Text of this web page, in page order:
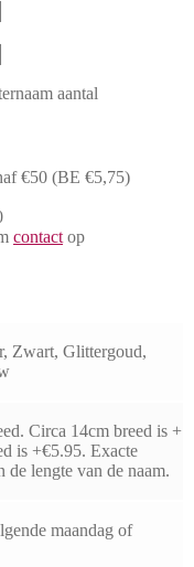
aantal
€50 (BE €5,75)
contact op
Zwart, Glittergoud,
Circa 14cm breed is +
is +€5.95. Exacte
de lengte van de naam.
maandag of